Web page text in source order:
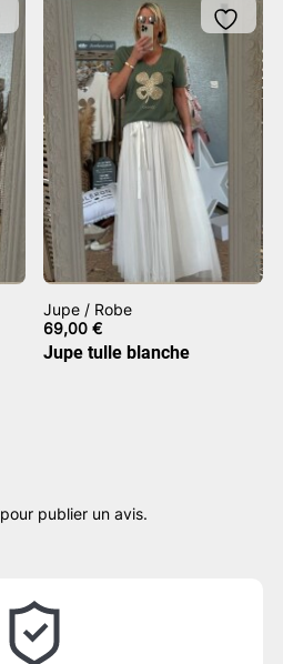
Jupe / Robe
69,00€
Jupe tulle blanche
pour publier un avis.